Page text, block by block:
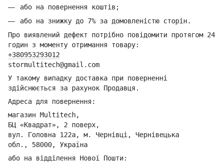
або на повернення коштів;
або на знижку до 7% за домовленістю сторін.
Про виявлений дефект потрібно повідомити протягом 24
годин з моменту отримання товару:
+380953293012
stormultitech@gmail.com
У такому випадку доставка при поверненні
здійснюється за рахунок Продавця.
Адреса для повернення:
магазин Multitech,
БЦ «Квадрат», 2 поверх,
вул. Головна 122а, м. Чернівці, Чернівецька
обл., 58000, Україна
або на відділення Нової Пошти: